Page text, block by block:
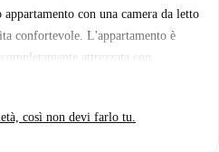
con una camera da letto
confortevole. L'appartamento è
attrezzata con
lavastoviglie e lavatrice. Un
ed è dotato di riscaldamento
così non devi farlo tu.